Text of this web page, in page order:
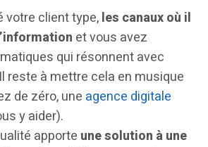
votre client type,les canaux où il
et vous avez
qui résonnent avec
reste à mettre cela en musique
de zéro, une agence digitale
y aider).
apporte une solution à une